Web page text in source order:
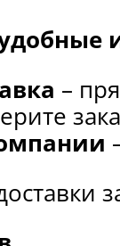
–